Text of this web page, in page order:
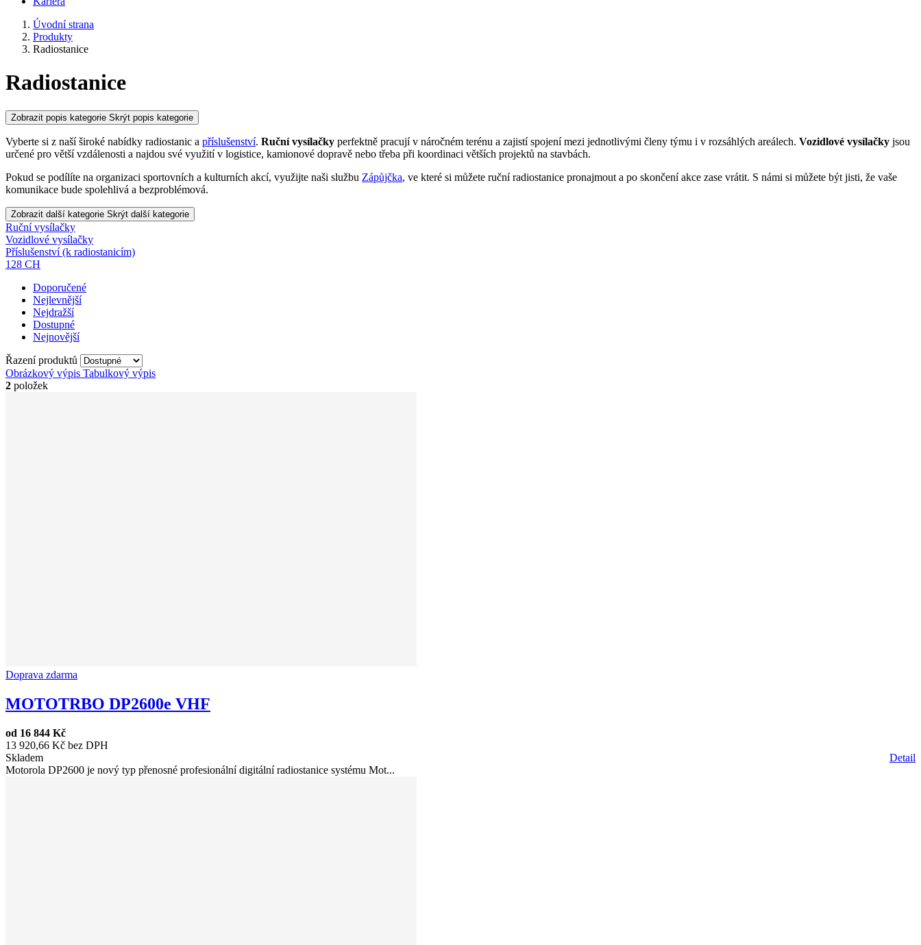
Úvodní strana
Produkty
Radiostanice
Radiostanice
Zobrazit popis kategorie Skrýt popis kategorie
Vyberte si z naší široké nabídky radiostanic a příslušenství. Ruční vysílačky perfektně pracují v náročném terénu a zajistí spojení mezi jednotlivými členy týmu i v rozsáhlých areálech. Vozidlové vysílačky jsou
určené pro větší vzdálenosti a najdou své využití v logistice, kamionové dopravě nebo třeba při koordinaci větších projektů na stavbách.
Pokud se podílíte na organizaci sportovních a kulturních akcí, využijte naši službu Zápůjčka, ve které si můžete ruční radiostanice pronajmout a po skončení akce zase vrátit. S námi si můžete být jisti, že vaše
komunikace bude spolehlivá a bezproblémová.
Zobrazit další kategorie Skrýt další kategorie
Ruční vysílačky
Vozidlové vysílačky
Příslušenství (k radiostanicím)
128 CH
Doporučené
Nejlevnější
Nejdražší
Dostupné
Nejnovější
Řazení produktů
Obrázkový výpis Tabulkový výpis
2 položek
Doprava zdarma
MOTOTRBO DP2600e VHF
od 16 844 Kč
13 920,66 Kč bez DPH
Detail
Skladem
Motorola DP2600 je nový typ přenosné profesionální digitální radiostanice systému Mot...